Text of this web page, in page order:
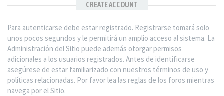
CREATE ACCOUNT
Para autenticarse debe estar registrado. Registrarse tomará solo
unos pocos segundos y le permitirá un amplio acceso al sistema. La
Administración del Sitio puede además otorgar permisos
adicionales a los usuarios registrados. Antes de identificarse
asegúrese de estar familiarizado con nuestros términos de uso y
políticas relacionadas. Por favor lea las reglas de los foros mientras
navega por el Sitio.